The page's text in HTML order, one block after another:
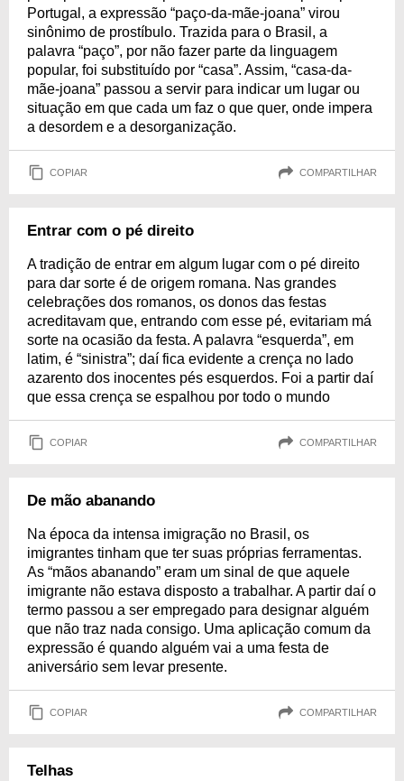
Portugal, a expressão “paço-da-mãe-joana” virou
sinônimo de prostíbulo. Trazida para o Brasil, a
palavra “paço”, por não fazer parte da linguagem
popular, foi substituído por “casa”. Assim, “casa-da-
mãe-joana” passou a servir para indicar um lugar ou
situação em que cada um faz o que quer, onde impera
a desordem e a desorganização.
COPIAR COMPARTILHAR
Entrar com o pé direito
A tradição de entrar em algum lugar com o pé direito
para dar sorte é de origem romana. Nas grandes
celebrações dos romanos, os donos das festas
acreditavam que, entrando com esse pé, evitariam má
sorte na ocasião da festa. A palavra “esquerda”, em
latim, é “sinistra”; daí fica evidente a crença no lado
azarento dos inocentes pés esquerdos. Foi a partir daí
que essa crença se espalhou por todo o mundo
COPIAR COMPARTILHAR
De mão abanando
Na época da intensa imigração no Brasil, os
imigrantes tinham que ter suas próprias ferramentas.
As “mãos abanando” eram um sinal de que aquele
imigrante não estava disposto a trabalhar. A partir daí o
termo passou a ser empregado para designar alguém
que não traz nada consigo. Uma aplicação comum da
expressão é quando alguém vai a uma festa de
aniversário sem levar presente.
COPIAR COMPARTILHAR
Telhas